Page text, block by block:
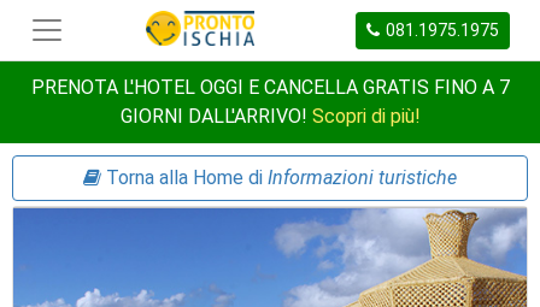
081.1975.1975
PRENOTA L'HOTEL OGGI E CANCELLA GRATIS FINO A 7
GIORNI DALL'ARRIVO! Scopri di più!
Torna alla Home di Informazioni turistiche